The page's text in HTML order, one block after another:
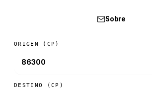
Sobre
ORIGEN (CP)
DESTINO (CP)